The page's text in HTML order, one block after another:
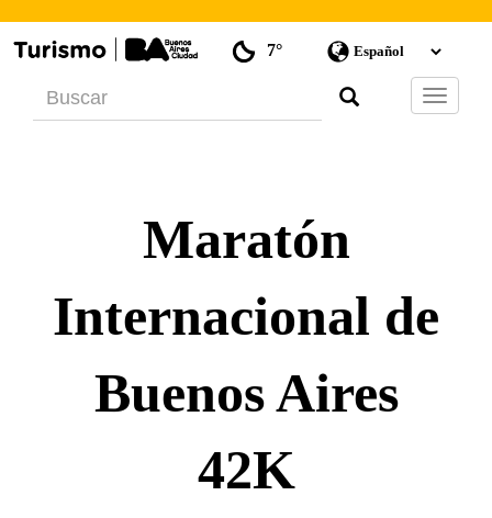
7°
Barra
de
Maratón
Internacional de
Buenos Aires
42K